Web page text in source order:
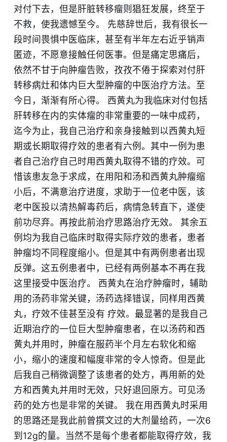
对付下去，但是肝脏转移瘤则猖狂发展，终至于
不救，使我遗憾至今。 先慈辞世后，我有很长一
段时间畏惧中医临床，甚至有半年左右近乎销声
匿迹，不愿意接触任何医事。但是痛定思痛后，
依然不甘于向肿瘤告败，孜孜不倦于探索对付肝
转移病灶和体内巨大型肿瘤的中医治疗方法。至
今日，渐渐有所心得。 西黄丸为我临床对付包括
肝转移在内的实体瘤的非常重要的一味中成药，
迄今为止，我自己治疗和亲身接触到以西黄丸短
期或长期取得疗效的患者有六例。其中一例为患
者自己治疗自己时用西黄丸取得不错的疗效。可
惜该患友急于求成，在用阳和汤和西黄丸肿瘤缩
小后，不满意治疗进度，求助于一位老中医，该
老中医投以清热解毒药后，病情急转直下，遂使
前功尽弃。再按此前治疗思路治疗无效。 其余五
例均为我自己临床时取得实际疗效的患者，患者
肿瘤均不同程度缩小。但是其中有两例患者出现
反弹。这五例患者中，已经有两例基本不再在我
这里接受中医治疗。 西黄丸在治疗肿瘤时，辅助
用的汤药非常关键，汤药选择错误，同样用西黄
丸，疗效不佳甚至没有 疗效。最显著的是我自己
近期治疗的一位巨大型肿瘤患者，在以汤药和西
黄丸并用时，肿瘤在服药半个月左右软化和缩
小，缩小的速度和幅度非常的令人惊奇。但是此
后我自己稍微调整了该患者的处方，再用新的处
方和西黄丸并用时无效，只好退回原方。可见汤
药的处方也是非常的关键。 我在用西黄丸时采用
的思路还是我此前曾撰文过的大剂量给药，一次6
到12g的量。当然不是每个患者都能取得疗效，我